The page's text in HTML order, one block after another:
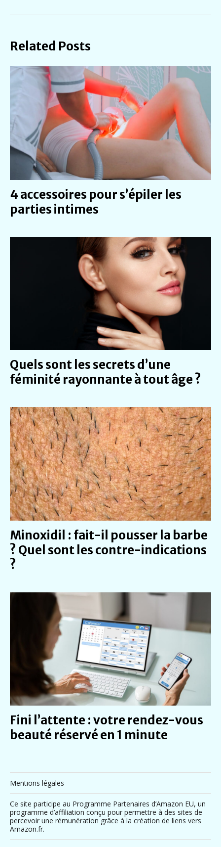
Related Posts
4 accessoires pour s’épiler les
parties intimes
Quels sont les secrets d’une
féminité rayonnante à tout âge ?
Minoxidil : fait-il pousser la barbe
? Quel sont les contre-indications
?
Fini l’attente : votre rendez-vous
beauté réservé en 1 minute
Mentions légales
Ce site participe au Programme Partenaires d’Amazon EU, un
programme d’affiliation conçu pour permettre à des sites de
percevoir une rémunération grâce à la création de liens vers
Amazon.fr.